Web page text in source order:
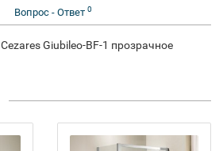
Вопрос - Ответ 0
Giubileo-BF-1 прозрачное